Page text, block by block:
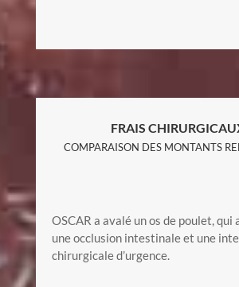
FRAIS
COMPARAISON DES MONTANTS
OSCAR a avalé un os de poulet, qui
une occlusion intestinale et une
chirurgicale d’urgence.